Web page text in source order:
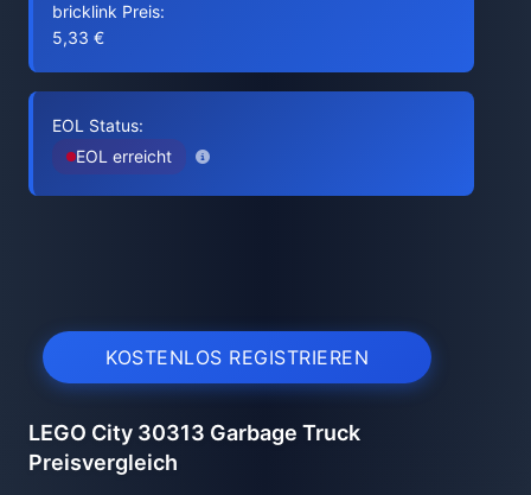
bricklink Preis:
5,33 €
EOL Status:
EOL erreicht
KOSTENLOS REGISTRIEREN
LEGO City 30313 Garbage Truck
Preisvergleich